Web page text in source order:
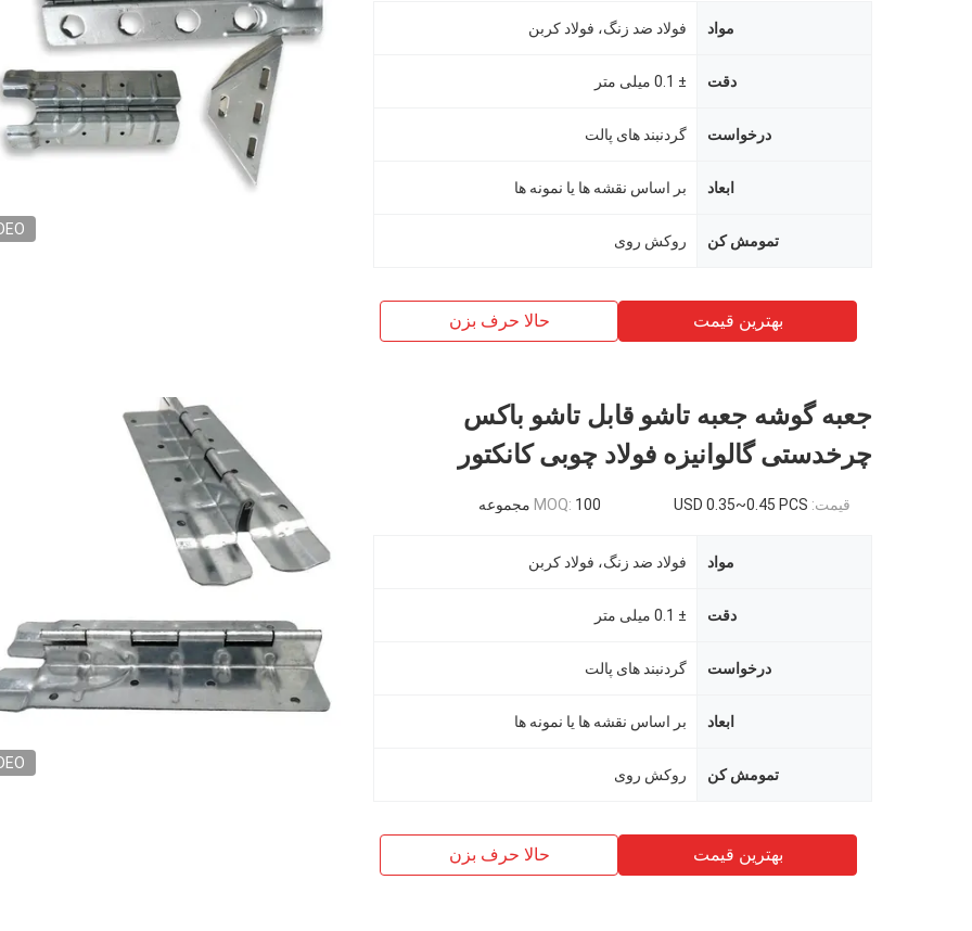
مواد فولاد ضد زنگ، فولاد کربن
دقت ± 0.1 میلی متر
درخواست گردنبند های پالت
ابعاد بر اساس نقشه ها یا نمونه ها
تمومش کن روکش روی
بهترین قیمت حالا حرف بزن
جعبه گوشه جعبه تاشو قابل تاشو باکس
چرخدستی گالوانیزه فولاد چوبی کانکتور
قیمت: USD 0.35~0.45 PCS
MOQ: 100 مجموعه
مواد فولاد ضد زنگ، فولاد کربن
دقت ± 0.1 میلی متر
درخواست گردنبند های پالت
ابعاد بر اساس نقشه ها یا نمونه ها
تمومش کن روکش روی
بهترین قیمت حالا حرف بزن